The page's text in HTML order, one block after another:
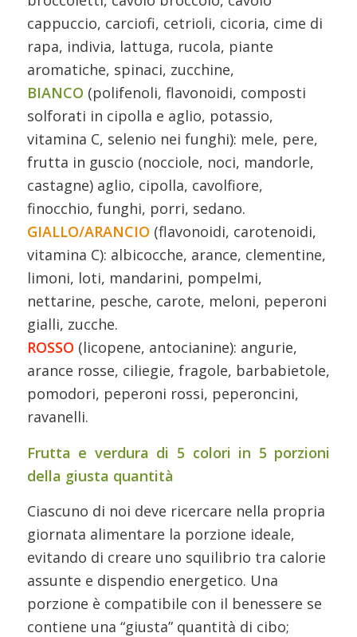
cappuccio, carciofi, cetrioli, cicoria, cime di
rapa, indivia, lattuga, rucola, piante
aromatiche, spinaci, zucchine,
BIANCO (polifenoli, flavonoidi, composti
solforati in cipolla e aglio, potassio,
vitamina C, selenio nei funghi): mele, pere,
frutta in guscio (nocciole, noci, mandorle,
castagne) aglio, cipolla, cavolfiore,
finocchio, funghi, porri, sedano.
GIALLO/ARANCIO (flavonoidi, carotenoidi,
vitamina C): albicocche, arance, clementine,
limoni, loti, mandarini, pompelmi,
nettarine, pesche, carote, meloni, peperoni
gialli, zucche.
ROSSO (licopene, antocianine): angurie,
arance rosse, ciliegie, fragole, barbabietole,
pomodori, peperoni rossi, peperoncini,
ravanelli.
Frutta e verdura di 5 colori in 5 porzioni
della giusta quantità
Ciascuno di noi deve ricercare nella propria
giornata alimentare la porzione ideale,
evitando di creare uno squilibrio tra calorie
assunte e dispendio energetico. Una
porzione è compatibile con il benessere se
contiene una “giusta” quantità di cibo;